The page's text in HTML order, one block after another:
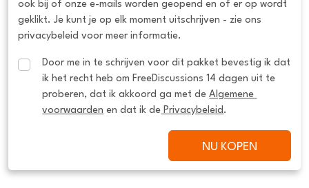
ook bij of onze e-mails worden geopend en of er op wordt
geklikt. Je kunt je op elk moment uitschrijven - zie ons
privacybeleid voor meer informatie.
Door me in te schrijven voor dit pakket bevestig ik dat
ik het recht heb om FreeDiscussions 14 dagen uit te
proberen, dat ik akkoord ga met de Algemene
voorwaarden en dat ik de Privacybeleid .
NU KOPEN